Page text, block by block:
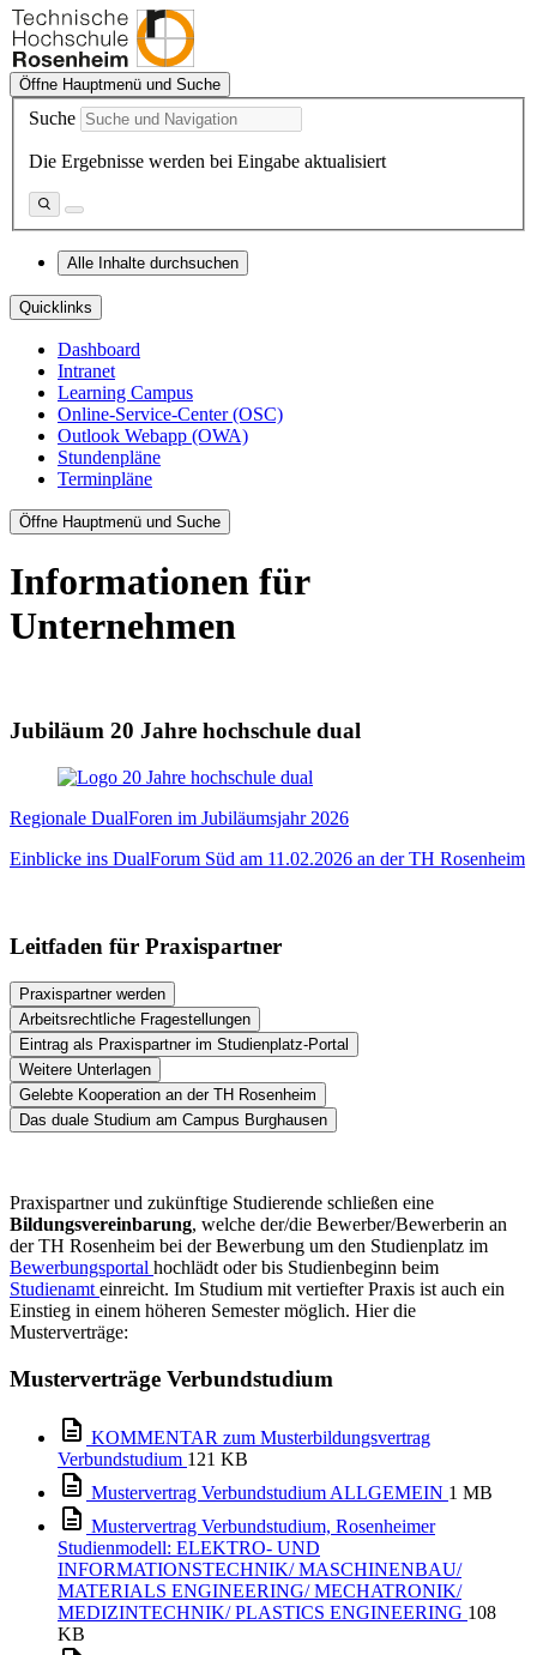
Öffne Hauptmenü und Suche
Suche
Die Ergebnisse werden bei Eingabe aktualisiert
Alle Inhalte durchsuchen
Quicklinks
Dashboard
Intranet
Learning Campus
Online-Service-Center (OSC)
Outlook Webapp (OWA)
Stundenpläne
Terminpläne
Öffne Hauptmenü und Suche
Informationen für
Unternehmen
Jubiläum 20 Jahre hochschule dual
Regionale DualForen im Jubiläumsjahr 2026
Einblicke ins DualForum Süd am 11.02.2026 an der TH Rosenheim
Leitfaden für Praxispartner
Praxispartner werden
Arbeitsrechtliche Fragestellungen
Eintrag als Praxispartner im Studienplatz-Portal
Weitere Unterlagen
Gelebte Kooperation an der TH Rosenheim
Das duale Studium am Campus Burghausen
Praxispartner und zukünftige Studierende schließen eine
Bildungsvereinbarung, welche der/die Bewerber/Bewerberin an
der TH Rosenheim bei der Bewerbung um den Studienplatz im
Bewerbungsportal hochlädt oder bis Studienbeginn beim
Studienamt einreicht. Im Studium mit vertiefter Praxis ist auch ein
Einstieg in einem höheren Semester möglich. Hier die
Musterverträge:
Musterverträge Verbundstudium
KOMMENTAR zum Musterbildungsvertrag
Verbundstudium 121 KB
Mustervertrag Verbundstudium ALLGEMEIN 1 MB
Mustervertrag Verbundstudium, Rosenheimer
Studienmodell: ELEKTRO- UND
INFORMATIONSTECHNIK/ MASCHINENBAU/
MATERIALS ENGINEERING/ MECHATRONIK/
MEDIZINTECHNIK/ PLASTICS ENGINEERING 108
KB